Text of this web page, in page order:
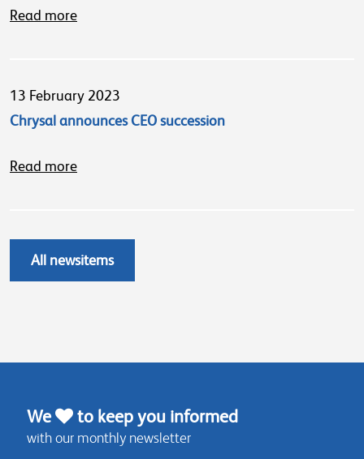
Read more
13 February 2023
Chrysal announces CEO succession
Read more
All newsitems
We to keep you informed
with our monthly newsletter